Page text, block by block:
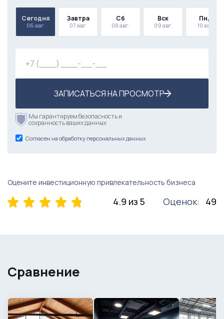
Сегодня
06 авг.
Завтра
07 авг.
Сб
08 авг.
Вск
09 авг.
Пнд
10 авг.
ЗАПИСАТЬСЯ НА ПРОСМОТР
Мы гарантируем безопасность и
сохранность ваших данных
Согласен на обработку персональных данных
Оцените инвестиционную привлекательность бизнеса
4.9 из 5 Оценок: 49
Сравнение